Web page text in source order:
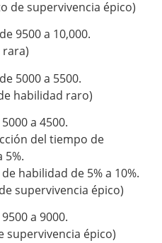
de supervivencia épico)
9500 a 10,000.
5000 a 5500.
habilidad raro)
a 4500.
del tiempo de
5%.
habilidad de 5% a 10%.
supervivencia épico)
a 9000.
supervivencia épico)